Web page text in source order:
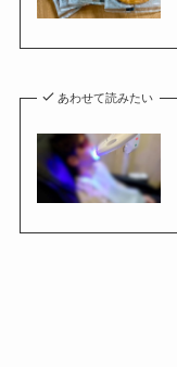
あわせて読みたい